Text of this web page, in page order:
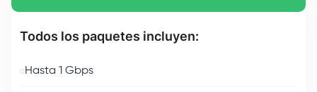
Todos los paquetes incluyen:
Hasta 1 Gbps